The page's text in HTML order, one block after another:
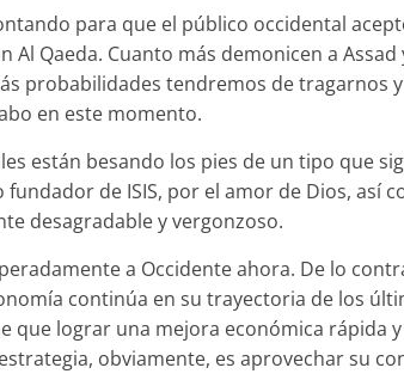
para que el público occidental
Al Qaeda. Cuanto más demonicen a
probabilidades tendremos de tragarnos
en este momento.
están besando los pies de un tipo que
de ISIS, por el amor de Dios, así
desagradable y vergonzoso.
a Occidente ahora. De lo
continúa en su trayectoria de los
que lograr una mejora económica rápida
obviamente, es aprovechar su